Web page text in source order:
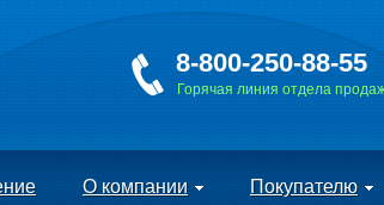
8-800-250-88-55
Горячая линия отдела
О компании Покупателю